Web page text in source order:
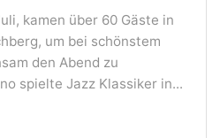
kamen über 60 Gäste in
um bei schönstem
den Abend zu
spielte Jazz Klassiker in...